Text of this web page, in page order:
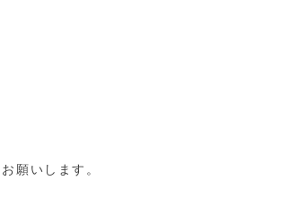
願いします。